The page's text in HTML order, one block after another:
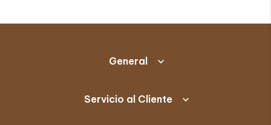
General
Servicio al Cliente